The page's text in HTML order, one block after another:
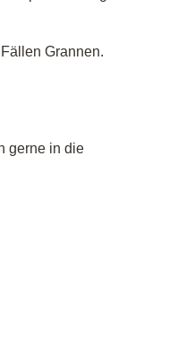
Grannen.
gerne in die